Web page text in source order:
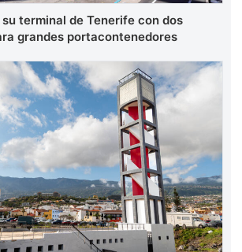
terminal de Tenerife con dos
grandes portacontenedores